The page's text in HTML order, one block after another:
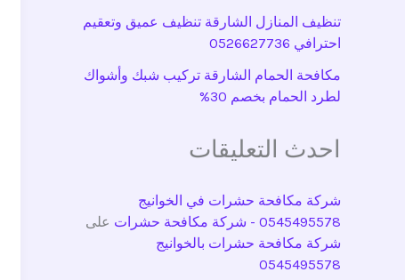
تنظيف المنازل الشارقة تنظيف عميق وتعقيم
احترافي 0526627736
مكافحة الحمام الشارقة تركيب شبك وأشواك
لطرد الحمام بخصم 30%
احدث التعليقات
شركة مكافحة حشرات في الخوانيج
0545495578 - شركة مكافحة حشرات
على
شركة مكافحة حشرات بالخوانيج
0545495578